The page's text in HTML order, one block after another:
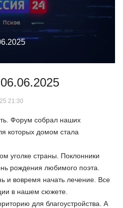
21:30
Форум собрал наших
которых домом стала
уголке страны. Поклонники
рождения любимого поэта.
и вовремя начать лечение. Все
в нашем сюжете.
для благоустройства. А